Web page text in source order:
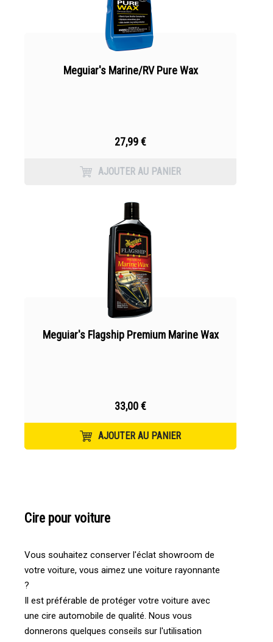
Meguiar's Marine/RV Pure Wax
27,99 €
AJOUTER AU PANIER
Meguiar's Flagship Premium Marine Wax
33,00 €
AJOUTER AU PANIER
Cire pour voiture
Vous souhaitez conserver l'éclat showroom de
votre voiture, vous aimez une voiture rayonnante
?
Il est préférable de protéger votre voiture avec
une cire automobile de qualité. Nous vous
donnerons quelques conseils sur l'utilisation